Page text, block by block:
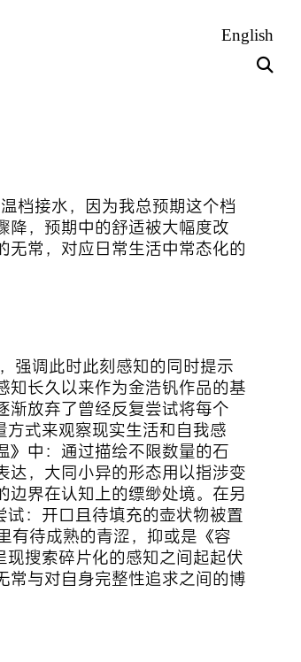
English
档接水，因为我总预期这个档
降，预期中的舒适被大幅度改
无常，对应日常生活中常态化的
强调此时此刻感知的同时提示
知长久以来作为金浩钒作品的基
渐放弃了曾经反复尝试将每个
方式来观察现实生活和自我感
》中：通过描绘不限数量的石
达，大同小异的形态用以指涉变
边界在认知上的缥缈处境。在另
试：开口且待填充的壶状物被置
待成熟的青涩，抑或是《容
搜索碎片化的感知之间起起伏
常与对自身完整性追求之间的博